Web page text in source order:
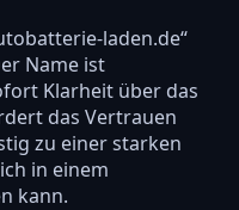
laden.de“
Name ist
Klarheit über das
das Vertrauen
zu einer starken
in einem
kann.